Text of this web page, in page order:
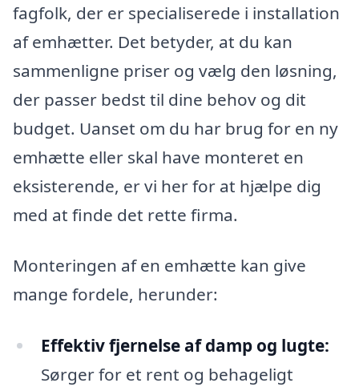
fagfolk, der er specialiserede i installation
af emhætter. Det betyder, at du kan
sammenligne priser og vælg den løsning,
der passer bedst til dine behov og dit
budget. Uanset om du har brug for en ny
emhætte eller skal have monteret en
eksisterende, er vi her for at hjælpe dig
med at finde det rette firma.
Monteringen af en emhætte kan give
mange fordele, herunder:
Effektiv fjernelse af damp og lugte:
Sørger for et rent og behageligt